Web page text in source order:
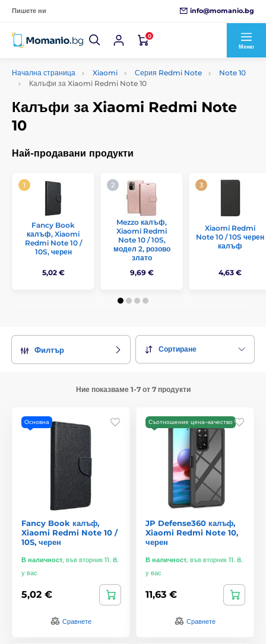
Пишете ни info@momanio.bg
0
Меню
Начална страница Xiaomi Серия Redmi Note
Note 10
Калъфи за Xiaomi Redmi Note 10
Калъфи за Xiaomi Redmi Note
10
Най-продавани продукти
Fancy Book
калъф, Xiaomi
Redmi Note 10 /
10S, черен
5,02 €
Mezzo калъф,
Xiaomi Redmi
Note 10 / 10S,
модел 2, розово
злато
9,69 €
Xiaomi Redmi
Note 10 / 10S черен
калъф
4,63 €
Филтър Сортиране
Ние показваме 1-7 от 7 продукти
Основна
Fancy Book калъф,
Xiaomi Redmi Note 10 /
10S, черен
В наличност, във вторник 11. 8.
у вас
5,02 €
Сравнете
Съотношение цена–качество
JP Defense360 калъф,
Xiaomi Redmi Note 10,
черен
В наличност, във вторник 11. 8.
у вас
11,63 €
Сравнете